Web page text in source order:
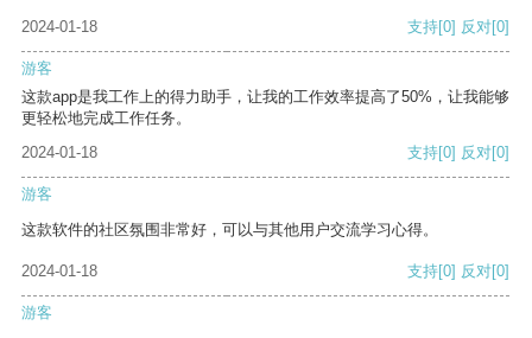
2024-01-18 支持[0] 反对[0]
游客
这款app是我工作上的得力助手，让我的工作效率提高了50%，让我能够
更轻松地完成工作任务。
2024-01-18
支持[0] 反对[0]
游客
这款软件的社区氛围非常好，可以与其他用户交流学习心得。
2024-01-18 支持[0] 反对[0]
游客